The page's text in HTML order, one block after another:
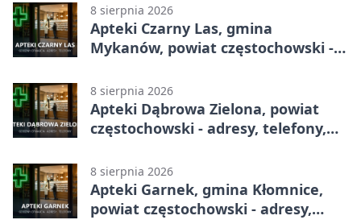
8 sierpnia 2026
Apteki Czarny Las, gmina
Mykanów, powiat częstochowski -
8 sierpnia 2026
Apteki Dąbrowa Zielona, powiat
częstochowski - adresy, telefony,
8 sierpnia 2026
Apteki Garnek, gmina Kłomnice,
powiat częstochowski - adresy,